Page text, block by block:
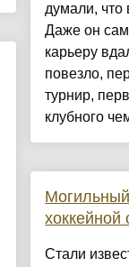
думали, что
Даже он
карьеру
повезло,
турнир,
клубного
хоккейной
Стали